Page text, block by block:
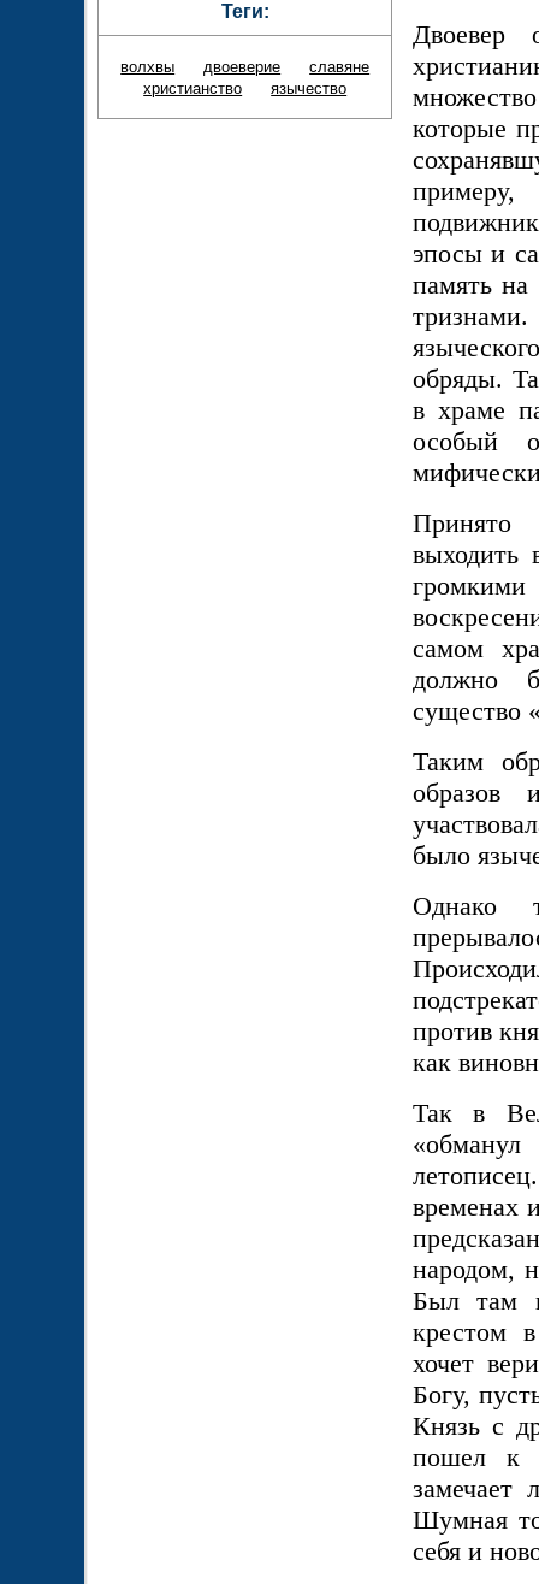
Двоевер
которые
эпосы и
память
обряды.
в храме
особый
Принято
выходить
самом
должно
существо
Таким
образов
было
Однако
против
как
Так в
временах
народом,
Был там
крестом
хочет
Богу,
Князь с
пошел к
замечает
Шумная
себя и
Теги:
волхвы двоеверие
славяне
христианство
язычество